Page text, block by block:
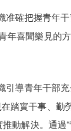
准確把握青年
年喜聞樂見
引導青年干部
踏實干事、
解決。通過